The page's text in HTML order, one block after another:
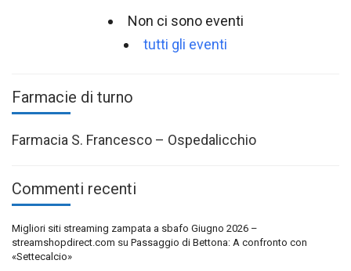
Non ci sono eventi
tutti gli eventi
Farmacie di turno
Farmacia S. Francesco – Ospedalicchio
Commenti recenti
Migliori siti streaming zampata a sbafo Giugno 2026 –
streamshopdirect.com su Passaggio di Bettona: A confronto con
«Settecalcio»